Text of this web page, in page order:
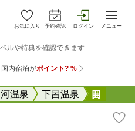
お気に入り 予約確認 ログイン メニュー
温泉 下呂温泉